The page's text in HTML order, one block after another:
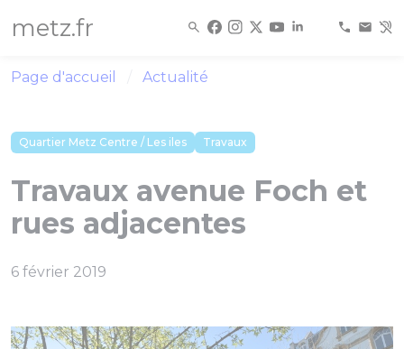
metz.fr
Page d'accueil Actualité
Quartier Metz Centre / Les iles Travaux
Travaux avenue Foch et
rues adjacentes
6 février 2019